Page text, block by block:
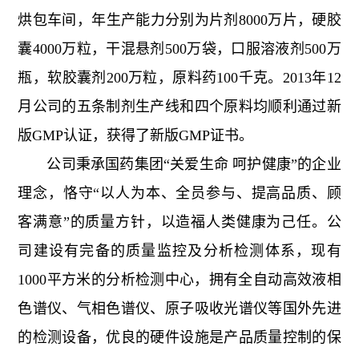
烘包车间，年生产能力分别为片剂8000万片，硬胶
囊4000万粒，干混悬剂500万袋，口服溶液剂500万
瓶，软胶囊剂200万粒，原料药100千克。2013年12
月公司的五条制剂生产线和四个原料均顺利通过新
版GMP认证，获得了新版GMP证书。
公司秉承国药集团“关爱生命 呵护健康”的企业
理念，恪守“以人为本、全员参与、提高品质、顾
客满意”的质量方针，以造福人类健康为己任。公
司建设有完备的质量监控及分析检测体系，现有
1000平方米的分析检测中心，拥有全自动高效液相
色谱仪、气相色谱仪、原子吸收光谱仪等国外先进
的检测设备，优良的硬件设施是产品质量控制的保